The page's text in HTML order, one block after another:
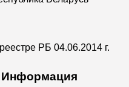
РБ 04.06.2014 г.
Информация